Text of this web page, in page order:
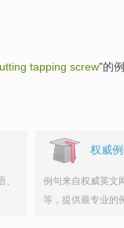
tapping screw"的
权威
例句来自权威英文
等，提供最专业的